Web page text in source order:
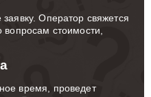
Оператор свяжется
вопросам стоимости,
время, проведет